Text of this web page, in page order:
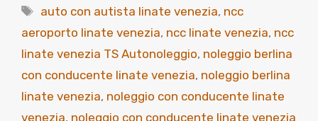
Tag
auto con autista linate venezia, ncc
aeroporto linate venezia, ncc linate venezia, ncc
linate venezia TS Autonoleggio, noleggio berlina
con conducente linate venezia, noleggio berlina
linate venezia, noleggio con conducente linate
venezia, noleggio con conducente linate venezia